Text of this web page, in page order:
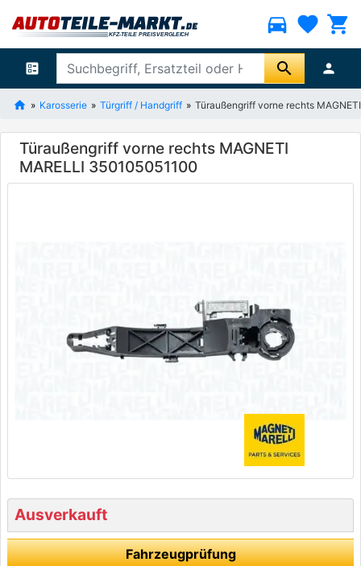
directions_car favorite shopping_cart
ballot search person
Karosserie Türgriff / Handgriff Türaußengriff vorne rechts
Türaußengriff vorne rechts MAGNETI
MARELLI 350105051100
Ausverkauft
Fahrzeugprüfung